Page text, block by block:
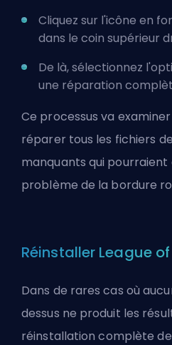
Cliquez sur l'icône en
dans le coin supérieur
De là, sélectionnez
une réparation
Ce processus va
réparer tous les fichiers
manquants qui pourraient
problème de la bordure
Réinstaller League
Dans de rares cas où
dessus ne produit les
réinstallation complète de